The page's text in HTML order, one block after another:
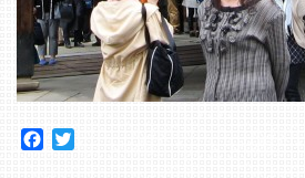
Facebook